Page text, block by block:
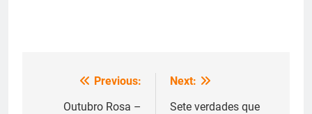
Navegação
Previous:
Outubro Rosa –
Next:
Sete verdades que